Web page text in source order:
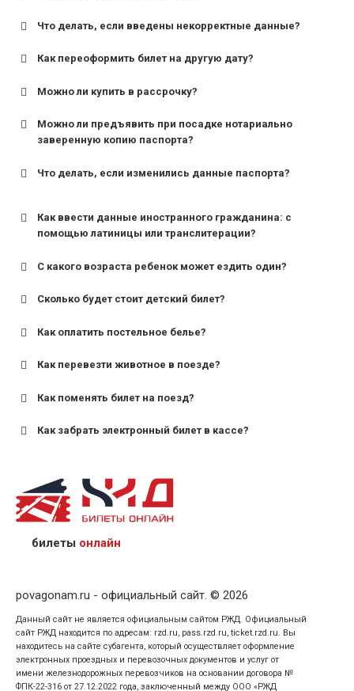
Что делать, если введены некорректные данные?
Как переоформить билет на другую дату?
Можно ли купить в рассрочку?
Можно ли предъявить при посадке нотариально
заверенную копию паспорта?
Что делать, если изменились данные паспорта?
Как ввести данные иностранного гражданина: с
помощью латиницы или транслитерации?
С какого возраста ребенок может ездить один?
для поездов дальнего следования — от 10 лет и
для пригородных поездов — от 7 лет.
Сколько будет стоит детский билет?
Как оплатить постельное белье?
Как перевезти животное в поезде?
Как поменять билет на поезд?
Как забрать электронный билет в кассе?
назвав кассиру 14-значный номер заказа;
предъявив удостоверение личности пассажира, на
кого оформлен билет.
билеты онлайн
povagonam.ru - официальный сайт. © 2026
Данный сайт не является официальным сайтом РЖД. Официальный
сайт РЖД находится по адресам: rzd.ru, pass.rzd.ru, ticket.rzd.ru. Вы
находитесь на сайте субагента, который осуществляет оформление
электронных проездных и перевозочных документов и услуг от
имени железнодорожных перевозчиков на основании договора №
ФПК-22-316 от 27.12.2022 года, заключенный между ООО «РЖД